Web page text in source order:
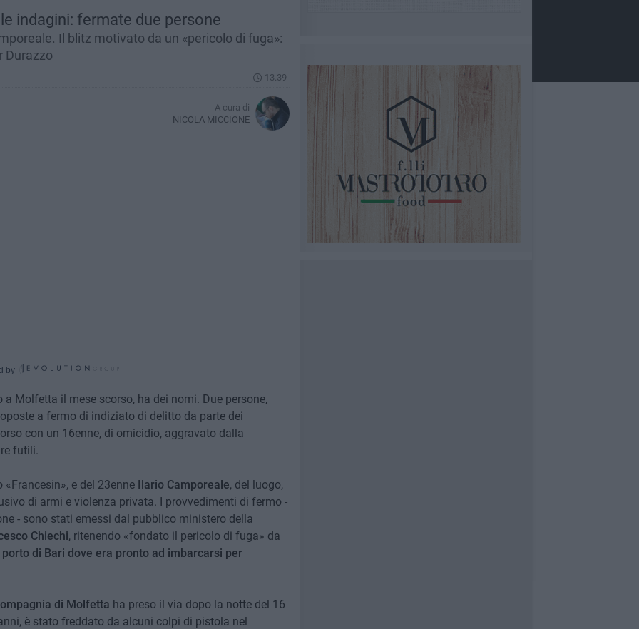
indagini: fermate due persone
Il blitz motivato da un «pericolo di fuga»:
Durazzo
13.39
A cura di
NICOLA MICCIONE
by
a Molfetta il mese scorso, ha dei nomi. Due persone,
a fermo di indiziato di delitto da parte dei
con un 16enne, di omicidio, aggravato dalla
futili.
«Francesin», e del 23enneIlario Camporeale, del luogo,
di armi e violenza privata. I provvedimenti di fermo -
- sono stati emessi dal pubblico ministero della
Chiechi, ritenendo «fondato il pericolo di fuga» da
di Bari dove era pronto ad imbarcarsi per
di Molfetta ha preso il via dopo la notte del 16
è stato freddato da alcuni colpi di pistola nel